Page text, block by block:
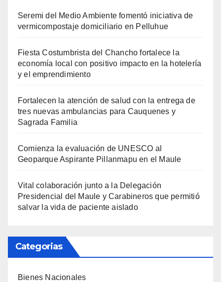
Seremi del Medio Ambiente fomentó iniciativa de
vermicompostaje domiciliario en Pelluhue
Fiesta Costumbrista del Chancho fortalece la
economía local con positivo impacto en la hotelería
y el emprendimiento
Fortalecen la atención de salud con la entrega de
tres nuevas ambulancias para Cauquenes y
Sagrada Familia
Comienza la evaluación de UNESCO al
Geoparque Aspirante Pillanmapu en el Maule
Vital colaboración junto a la Delegación
Presidencial del Maule y Carabineros que permitió
salvar la vida de paciente aislado
Categorias
Bienes Nacionales